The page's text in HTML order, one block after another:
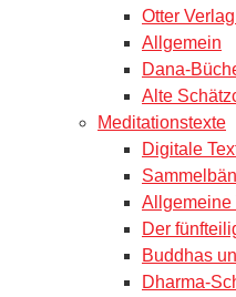
Otter
Allgemein
Dana-
Alte
Meditationstexte
Digitale
Allgemeine
Der
Buddhas
Dharma-